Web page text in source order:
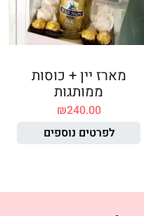
מארז יין + כוסות
ממותגות
₪240.00
לפרטים נוספים